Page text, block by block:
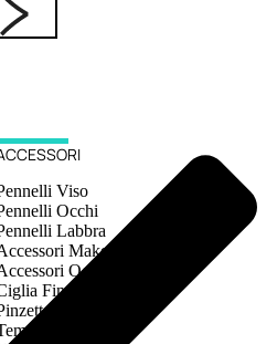
Viso
Occhi
Labbra
Make Up
Occhi
Finte